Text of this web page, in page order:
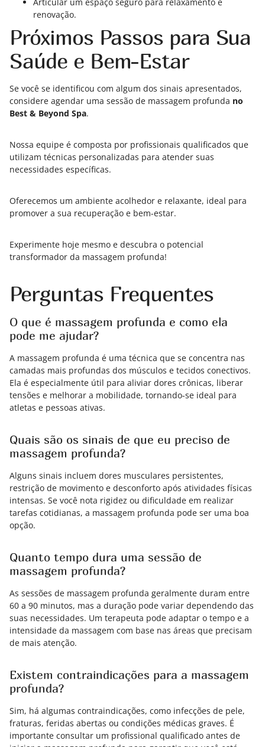
renovação.
Próximos Passos para Sua
Saúde e Bem-Estar
Se você se identificou com algum dos sinais apresentados,
considere agendar uma sessão de massagem profunda no
Best & Beyond Spa.
Nossa equipe é composta por profissionais qualificados que
utilizam técnicas personalizadas para atender suas
necessidades específicas.
Oferecemos um ambiente acolhedor e relaxante, ideal para
promover a sua recuperação e bem-estar.
Experimente hoje mesmo e descubra o potencial
transformador da massagem profunda!
Perguntas Frequentes
O que é massagem profunda e como ela
pode me ajudar?
A massagem profunda é uma técnica que se concentra nas
camadas mais profundas dos músculos e tecidos conectivos.
Ela é especialmente útil para aliviar dores crônicas, liberar
tensões e melhorar a mobilidade, tornando-se ideal para
atletas e pessoas ativas.
Quais são os sinais de que eu preciso de
massagem profunda?
Alguns sinais incluem dores musculares persistentes,
restrição de movimento e desconforto após atividades físicas
intensas. Se você nota rigidez ou dificuldade em realizar
tarefas cotidianas, a massagem profunda pode ser uma boa
opção.
Quanto tempo dura uma sessão de
massagem profunda?
As sessões de massagem profunda geralmente duram entre
60 a 90 minutos, mas a duração pode variar dependendo das
suas necessidades. Um terapeuta pode adaptar o tempo e a
intensidade da massagem com base nas áreas que precisam
de mais atenção.
Existem contraindicações para a massagem
profunda?
Sim, há algumas contraindicações, como infecções de pele,
fraturas, feridas abertas ou condições médicas graves. É
importante consultar um profissional qualificado antes de